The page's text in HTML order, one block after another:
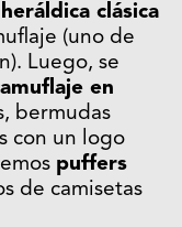
clásica
(uno de
Luego, se
en
bermudas
con un logo
puffers
de camisetas